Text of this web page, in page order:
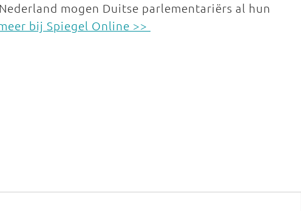
mogen Duitse parlementariërs al hun
bij Spiegel Online >>